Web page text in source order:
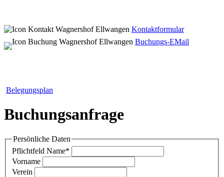
Kontaktformular
Buchungs-EMail
Belegungsplan
Buchungsanfrage
Persönliche Daten
Pflichtfeld Name*
Vorname
Verein